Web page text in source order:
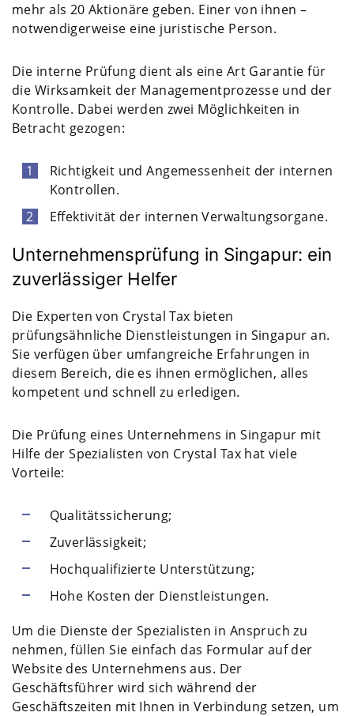
mehr als 20 Aktionäre geben. Einer von ihnen –
notwendigerweise eine juristische Person.
Die interne Prüfung dient als eine Art Garantie für
die Wirksamkeit der Managementprozesse und der
Kontrolle. Dabei werden zwei Möglichkeiten in
Betracht gezogen:
Richtigkeit und Angemessenheit der internen
Kontrollen.
Effektivität der internen Verwaltungsorgane.
Unternehmensprüfung in Singapur: ein
zuverlässiger Helfer
Die Experten von Crystal Tax bieten
prüfungsähnliche Dienstleistungen in Singapur an.
Sie verfügen über umfangreiche Erfahrungen in
diesem Bereich, die es ihnen ermöglichen, alles
kompetent und schnell zu erledigen.
Die Prüfung eines Unternehmens in Singapur mit
Hilfe der Spezialisten von Crystal Tax hat viele
Vorteile:
Qualitätssicherung;
Zuverlässigkeit;
Hochqualifizierte Unterstützung;
Hohe Kosten der Dienstleistungen.
Um die Dienste der Spezialisten in Anspruch zu
nehmen, füllen Sie einfach das Formular auf der
Website des Unternehmens aus. Der
Geschäftsführer wird sich während der
Geschäftszeiten mit Ihnen in Verbindung setzen, um